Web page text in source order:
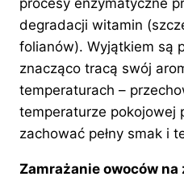
procesy enzymatyczne
degradacji witamin
folianów). Wyjątkiem są
znacząco tracą swój
temperaturach –
temperaturze pokojowej
zachować pełny smak i
Zamrażanie owoców na